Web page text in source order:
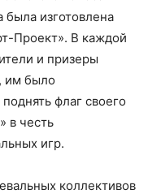
изготовлена
Проект». В каждой
и призеры
им было
флаг своего
в честь
игр.
коллективов